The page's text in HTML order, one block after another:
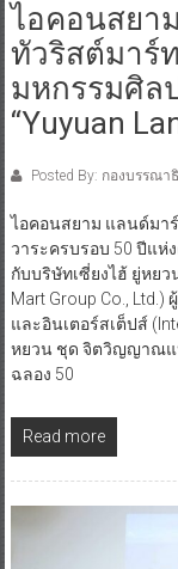
ไอคอนสยา
ทัวริสต์มาร์
มหกรรมศิล
“Yuyuan
Posted By: กองบรรณา
ไอคอนสยาม แลนด์มา
วาระครบรอบ 50 ปีแห่
กับบริษัทเซี่ยงไฮ้ ยู่หยว
Mart Group Co.,
และอินเตอร์สเต็ปส์
หยวน ชุด จิตวิญญาณแ
ฉลอง 50
Read more